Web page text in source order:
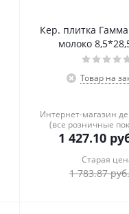
Кер. плитка
молоко
Товар на
Интернет-магазин
(все розничные
1 427.10
Старая
1 783.87руб.